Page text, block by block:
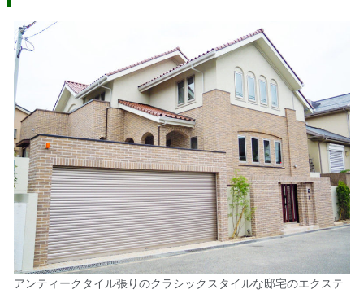
アンティークタイル張りのクラシックスタイルな邸宅のエクステ